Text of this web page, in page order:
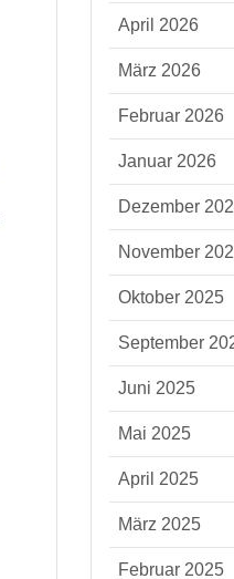
April 2026
März 2026
Februar 2026
Januar 2026
Dezember
November
Oktober 2025
September
Juni 2025
Mai 2025
April 2025
März 2025
Februar 2025